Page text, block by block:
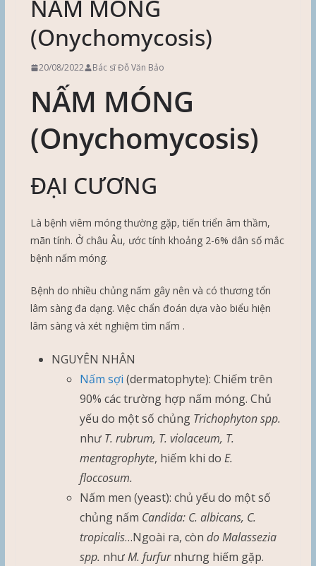
NẤM MÓNG
(Onychomycosis)
20/08/2022 Bác sĩ Đỗ Văn Bảo
NẤM MÓNG
(Onychomycosis)
ĐẠI CƯƠNG
Là bệnh viêm móng thường gặp, tiến triển âm thầm,
mãn tính. Ở châu Âu, ước tính khoảng 2-6% dân số mắc
bệnh nấm móng.
Bệnh do nhiều chủng nấm gây nên và có thương tổn
lâm sàng đa dạng. Việc chẩn đoán dựa vào biểu hiện
lâm sàng và xét nghiệm tìm nấm .
NGUYÊN NHÂN
Nấm sợi (dermatophyte): Chiếm trên
90% các trường hợp nấm móng. Chủ
yếu do một số chủng Trichophyton spp.
như T. rubrum, T. violaceum, T.
mentagrophyte, hiếm khi do E.
floccosum.
Nấm men (yeast): chủ yếu do một số
chủng nấm Candida: C. albicans, C.
tropicalis…Ngoài ra, còn do Malassezia
spp. nhưM. furfurnhưng hiếm gặp.